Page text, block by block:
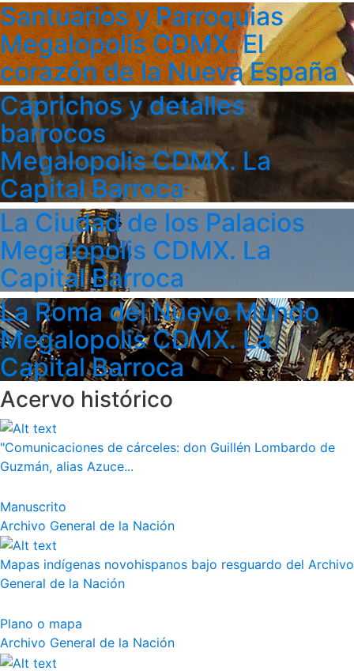
Santuarios y Parroquias
Megalopolis CDMX. El
corazón de la Nueva España
Caprichos y detalles
barrocos
Megalopolis CDMX. La
Capital Barroca
La Ciudad de los Palacios
Megalopolis CDMX. La
Capital Barroca
La Roma del Nuevo Mundo
Megalopolis CDMX. La
Capital Barroca
Acervo histórico
"Comunicaciones de cárceles: don Guillén Lombardo de
Guzmán, alias Azuce...
Manuscrito
Archivo General de la Nación
Mapas indígenas novohispanos bajo resguardo del Archivo
General de la Nación
Plano o mapa
Archivo General de la Nación